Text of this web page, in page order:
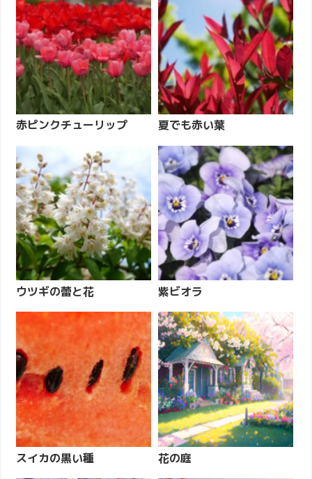
赤ピンクチューリップ 夏でも赤い葉
ウツギの蕾と花 紫ビオラ
スイカの黒い種 花の庭